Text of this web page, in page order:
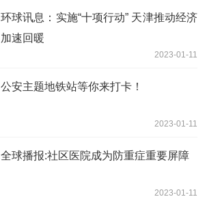
环球讯息：实施“十项行动” 天津推动经济
加速回暖
2023-01-11
公安主题地铁站等你来打卡！
2023-01-11
全球播报:社区医院成为防重症重要屏障
2023-01-11